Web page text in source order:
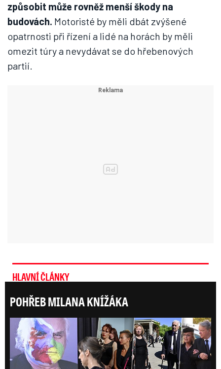
způsobit může rovněž menší škody na
budovách. Motoristé by měli dbát zvýšené
opatrnosti při řízení a lidé na horách by měli
omezit túry a nevydávat se do hřebenových
partií.
HLAVNÍ ČLÁNKY
POHŘEB MILANA KNÍŽÁKA